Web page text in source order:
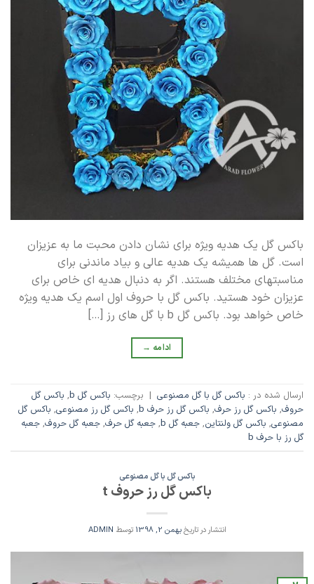
باکس گل یک هدیه ویژه برای نشان دادن محبت ما به عزیزان
است. گل ها همیشه یک هدیه عالی و بیاد ماندنی برای
مناسبتهای مختلف هستند. اگر به دنبال هدیه ای خاص برای
عزیزان خود هستید. باکس گل با حروف اول اسم یک هدیه ویژه
خاص خواهد بود. باکس گل b با گل های رز […]
ادامه →
ارسال شده در : باکس گل با گل مصنوعی | برچسب: باکس گل b , باکس گل
حروف, باکس گل رز حرف, باکس گل رز حرف b , باکس گل رز مصنوعی, باکس گل
مصنوعی, باکس گل ولنتاین, جعبه گل b , جعبه گل حرف, جعبه گل حروف, جعبه
گل رز با حرف b
باکس گل با گل مصنوعی
باکس گل رز حروف t
انتشار در تاریخبهمن 2, 1398 توسط ADMIN